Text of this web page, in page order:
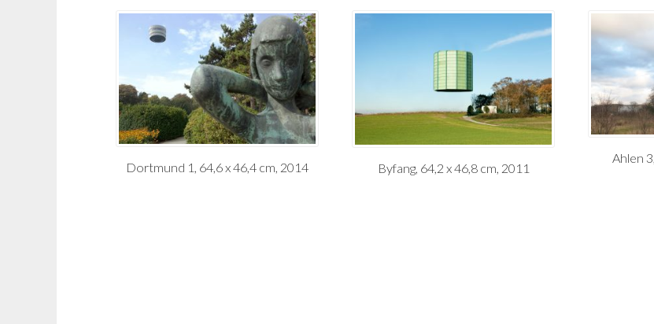
Dortmund 1, 64,6 x 46,4 cm, 2014 Byfang, 64,2 x 46,8 cm, 2011
Ahlen